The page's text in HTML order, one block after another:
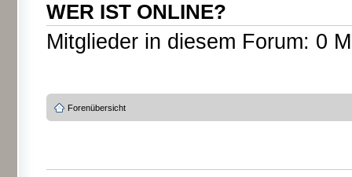
WER IST ONLINE?
Mitglieder in diesem Forum: 0
Forenübersicht